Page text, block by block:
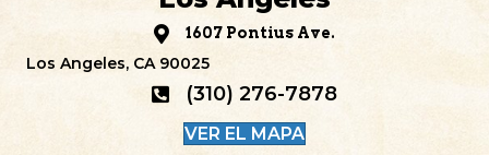
1607 Pontius Ave.
Los Angeles, CA 90025
(310) 276-7878
VER EL MAPA